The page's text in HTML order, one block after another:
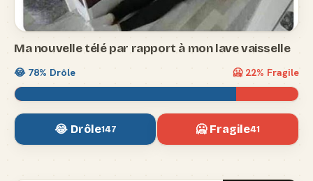
Ma nouvelle télé par rapport à mon lave vaisselle
😂 78% Drôle 🥶 22% Fragile
😂 Drôle147 🥶 Fragile41